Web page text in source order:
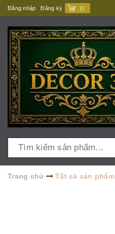
Đăng nhập Đăng ký ()
Trang chủ Tất cả sản phẩm